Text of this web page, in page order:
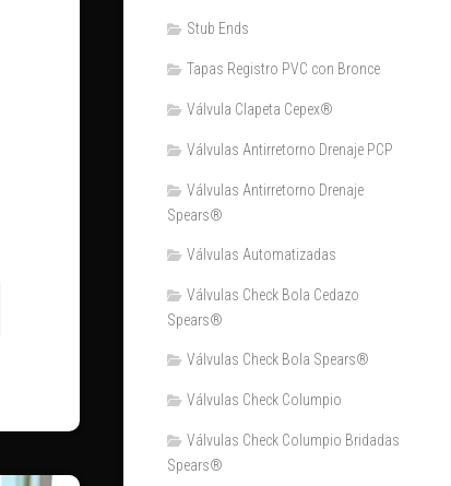
Stub Ends
Tapas Registro PVC con Bronce
Válvula Clapeta Cepex®
Válvulas Antirretorno Drenaje PCP
Válvulas Antirretorno Drenaje
Spears®
Válvulas Automatizadas
Válvulas Check Bola Cedazo
Spears®
Válvulas Check Bola Spears®
Válvulas Check Columpio
Válvulas Check Columpio Bridadas
Spears®